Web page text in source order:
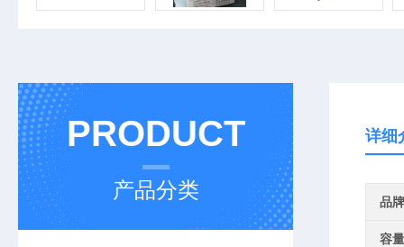
PRODUCT
产品分类
详细
品牌
容